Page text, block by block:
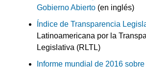
Gobierno Abierto (en inglés)
Índice de Transparencia
Latinoamericana por la
Legislativa (RLTL)
Informe mundial de 2016